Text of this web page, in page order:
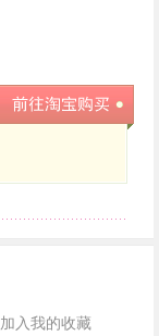
加入我的收藏